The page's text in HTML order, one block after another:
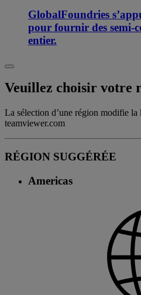
GlobalFoundries
pour fournir des semi-
entier.
Veuillez choisir votre
La sélection d’une région modifie la
teamviewer.com
RÉGION SUGGÉRÉE
Americas